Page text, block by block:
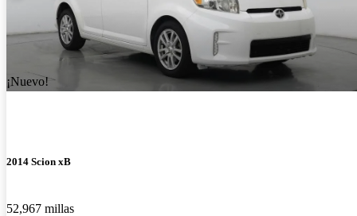
¡Nuevo!
2014 Scion xB
52,967 millas